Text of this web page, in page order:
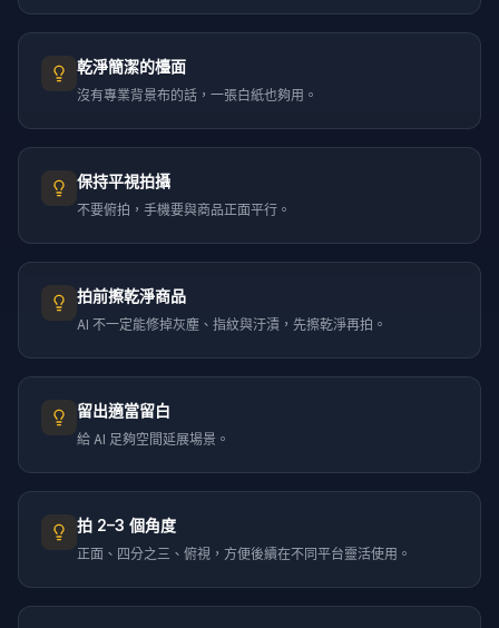
乾淨簡潔的檯面
沒有專業背景布的話，一張白紙也夠用。
保持平視拍攝
不要俯拍，手機要與商品正面平行。
拍前擦乾淨商品
AI 不一定能修掉灰塵、指紋與汙漬，先擦乾淨再拍。
留出適當留白
給 AI 足夠空間延展場景。
拍 2–3 個角度
正面、四分之三、俯視，方便後續在不同平台靈活使用。